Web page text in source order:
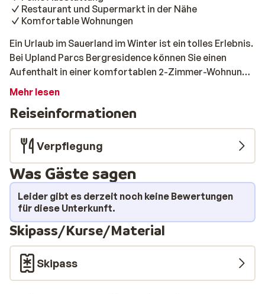
Restaurant und Supermarkt in der Nähe
Komfortable Wohnungen
Ein Urlaub im Sauerland im Winter ist ein tolles Erlebnis.
Bei Upland Parcs Bergresidence können Sie einen
Aufenthalt in einer komfortablen 2-Zimmer-Wohnung
mit ausgezeichneter Ausstattung genießen. Wenn Sie
Park ist von wunderschöner Natur umgeben und liegt
nicht weit vom lebhaften Winterberg entfernt.
Genießen Sie das Skigebiet, erkunden Sie die
ausgedehnten Wanderwege oder gehen Sie in Willingen
oder Winterberg einkaufen. Nach einem Tag voller
Abenteuer ist es Zeit, sich zu entspannen. Lassen Sie
den Tag mit einem lustigen Brettspiel ausklingen und
bereiten Sie sich ein leckeres Essen in der gut
ausgestatteten Küche zu.
Mehr lesen
Reiseinformationen
Verpflegung
Was Gäste sagen
Leider gibt es derzeit noch keine Bewertungen
für diese Unterkunft.
Skipass/Kurse/Material
Skipass